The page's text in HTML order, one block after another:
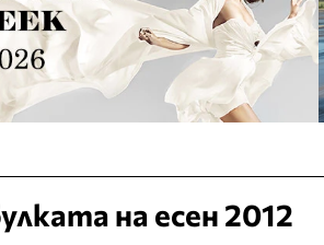
на есен 2012